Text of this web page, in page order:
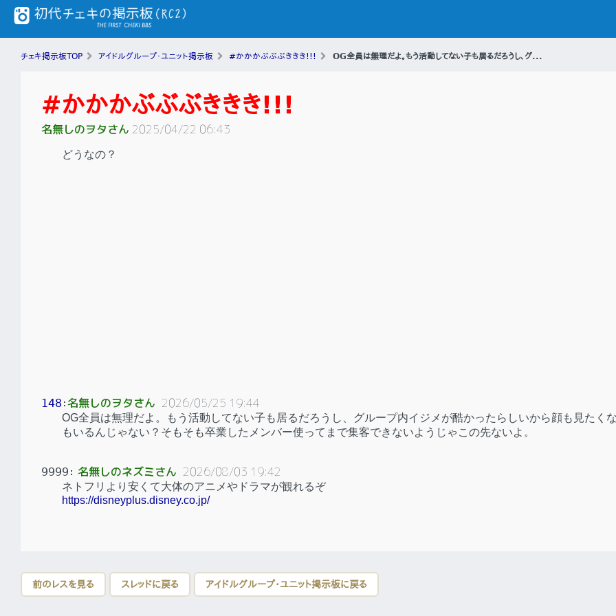
チェキ掲示板TOP アイドルグループ・ユニット掲示板 #かかかぶぶぶききき!!! OG全員は無理だよ。もう活動してない子も居るだろうし、グ...
#かかかぶぶぶききき!!!
名無しのヲタさん 2025/04/22 06:43
どうなの？
148 ：名無しのヲタさん 2026/05/25 19:44
OG全員は無理だよ。もう活動してない子も居るだろうし、グループ内イジメが酷かったらしいから顔も見たく
もいるんじゃない？そもそも卒業したメンバー使ってまで集客できないようじゃこの先ないよ。
9999 ： 名無しのネズミさん 2026/08/03 19:42
ネトフリより安くて大体のアニメやドラマが観れるぞ
https://disneyplus.disney.co.jp/
前のレスを見る スレッドに戻る アイドルグループ・ユニット掲示板に戻る